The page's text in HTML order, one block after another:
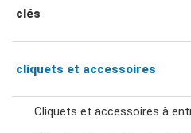
clés
clés mixtes
clés mixtes à cliquet
cliquets et accessoires
Cliquets et accessoires à